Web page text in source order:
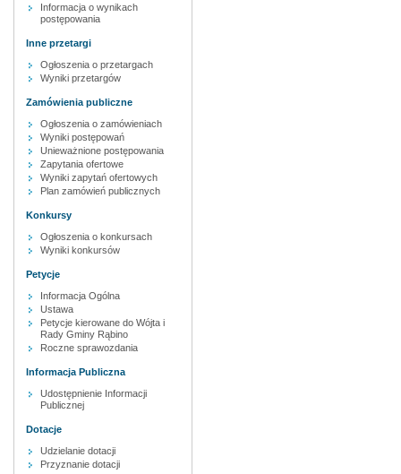
Informacja o wynikach
postępowania
Inne przetargi
Ogłoszenia o przetargach
Wyniki przetargów
Zamówienia publiczne
Ogłoszenia o zamówieniach
Wyniki postępowań
Unieważnione postępowania
Zapytania ofertowe
Wyniki zapytań ofertowych
Plan zamówień publicznych
Konkursy
Ogłoszenia o konkursach
Wyniki konkursów
Petycje
Informacja Ogólna
Ustawa
Petycje kierowane do Wójta i
Rady Gminy Rąbino
Roczne sprawozdania
Informacja Publiczna
Udostępnienie Informacji
Publicznej
Dotacje
Udzielanie dotacji
Przyznanie dotacji